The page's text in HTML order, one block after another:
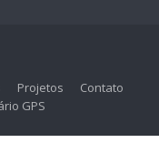
Projetos
Contato
GPS